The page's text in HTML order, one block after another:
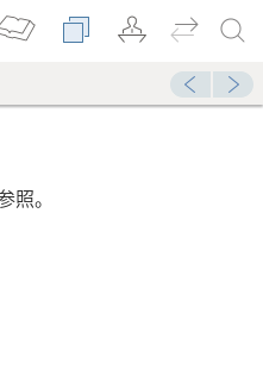
照。